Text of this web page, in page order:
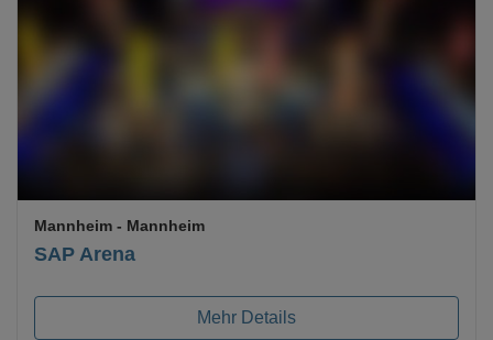
SAP Arena
Mannheim - Mannheim
Mehr Details